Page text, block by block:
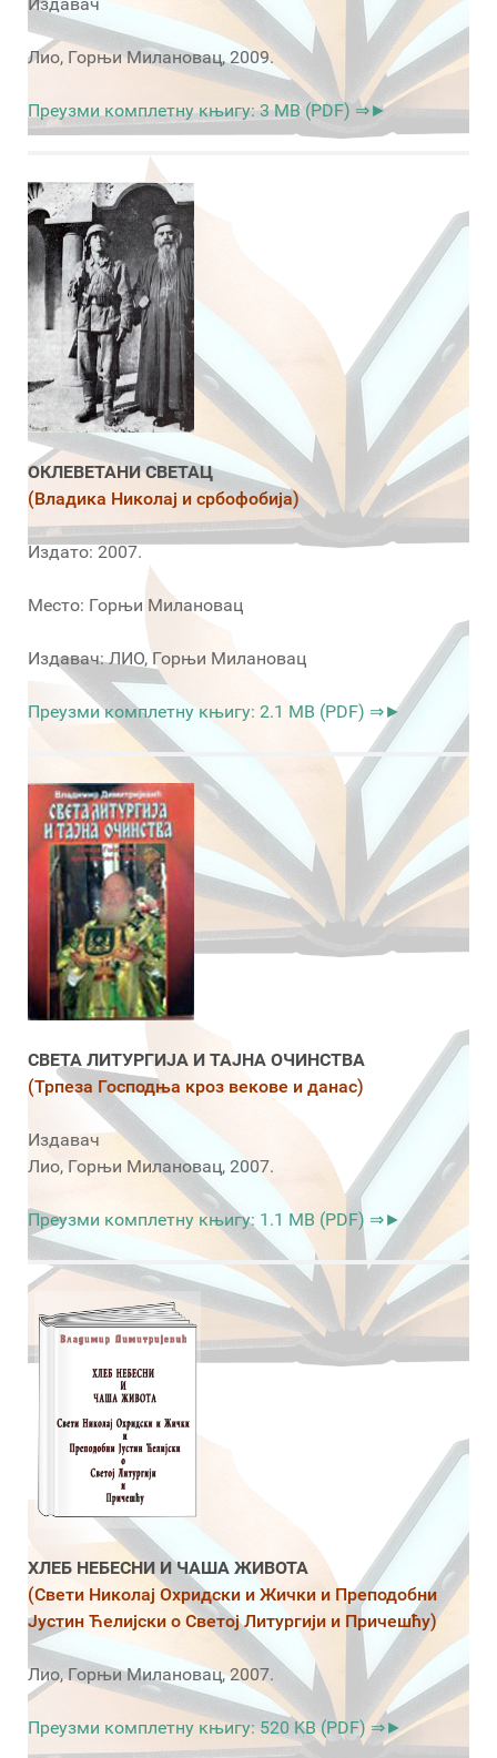
Лио, Горњи Милановац, 2009.
Преузми комплетну књигу: 3 MB (PDF) ⇒►
ОКЛЕВЕТАНИ СВЕТАЦ
(Владика Николај и србофобија)
Издато: 2007.
Место: Горњи Милановац
Издавач: ЛИО, Горњи Милановац
Преузми комплетну књигу: 2.1 MB (PDF) ⇒►
СВЕТА ЛИТУРГИЈА И ТАЈНА ОЧИНСТВА
(Трпеза Господња кроз векове и данас)
Издавач
Лио, Горњи Милановац, 2007.
Преузми комплетну књигу: 1.1 MB (PDF) ⇒►
ХЛЕБ НЕБЕСНИ И ЧАША ЖИВОТА
(Свети Николај Охридски и Жички и Преподобни
Јустин Ћелијски о Светој Литургији и Причешћу)
Лио, Горњи Милановац, 2007.
Преузми комплетну књигу: 520 KB (PDF) ⇒►